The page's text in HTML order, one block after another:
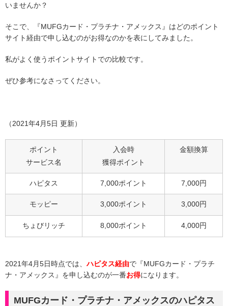
いませんか？
そこで、『MUFGカード・プラチナ・アメックス』はどのポイント
サイト経由で申し込むのがお得なのかを表にしてみました。
私がよく使うポイントサイトでの比較です。
ぜひ参考になさってください。
（2021年4月5日 更新）
ポイント
サービス名
入会時
獲得ポイント
金額換算
ハピタス 7,000ポイント 7,000円
モッピー 3,000ポイント 3,000円
ちょびリッチ 8,000ポイント 4,000円
2021年4月5日時点では、ハピタス経由で『MUFGカード・プラチ
ナ・アメックス』を申し込むのが一番お得になります。
MUFGカード・プラチナ・アメックスのハピタス